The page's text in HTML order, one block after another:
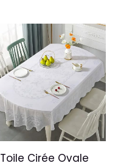
Toile Cirée Ovale
Plage
de
prix :
82,99€
à
92,99€